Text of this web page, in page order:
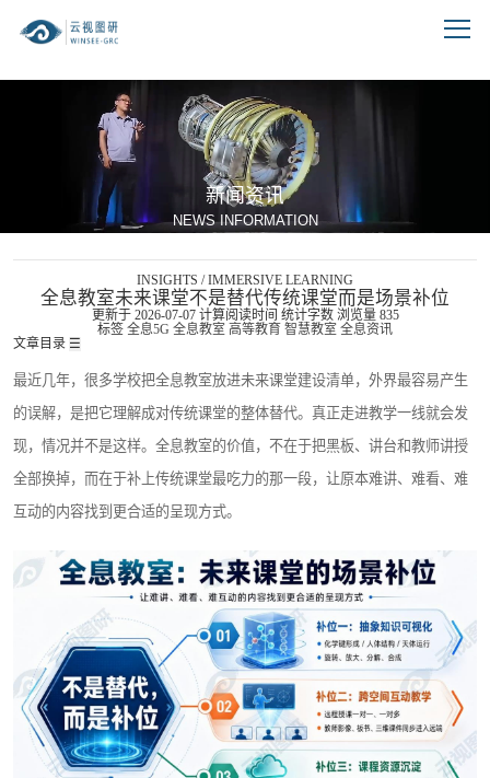
新闻资讯
NEWS INFORMATION
INSIGHTS / IMMERSIVE LEARNING
全息教室未来课堂不是替代传统课堂而是场景补位
更新于 2026-07-07 计算阅读时间 统计字数 浏览量 835
标签 全息5G 全息教室 高等教育 智慧教室 全息资讯
文章目录 ☰
最近几年，很多学校把全息教室放进未来课堂建设清单，外界最容易产生
的误解，是把它理解成对传统课堂的整体替代。真正走进教学一线就会发
现，情况并不是这样。全息教室的价值，不在于把黑板、讲台和教师讲授
全部换掉，而在于补上传统课堂最吃力的那一段，让原本难讲、难看、难
互动的内容找到更合适的呈现方式。